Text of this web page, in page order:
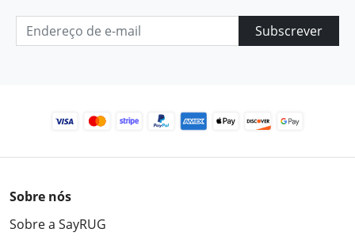
Subscrever
Sobre nós
Sobre a SayRUG